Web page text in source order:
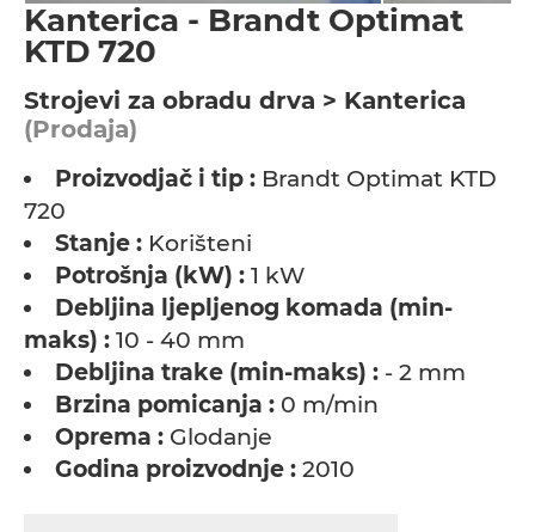
Kanterica - Brandt Optimat
KTD 720
Strojevi za obradu drva > Kanterica
(Prodaja)
Proizvodjač i tip : Brandt Optimat KTD
720
Stanje : Korišteni
Potrošnja (kW) : 1 kW
Debljina ljepljenog komada (min-
maks) : 10 - 40 mm
Debljina trake (min-maks) : - 2 mm
Brzina pomicanja : 0 m/min
Oprema : Glodanje
Godina proizvodnje : 2010